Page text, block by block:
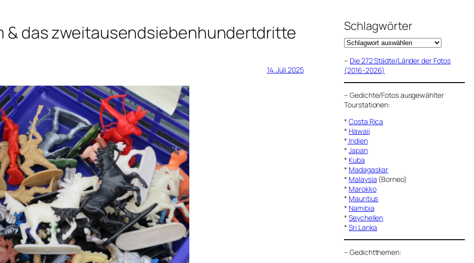
& das zweitausendsiebenhundertdritte
14. Juli 2025
Schlagwörter
– Die 272 Städte/Länder der Fotos
(2016-2026)
–Gedichte/Fotos ausgewählter
Tourstationen:
*Costa Rica
* Hawaii
* Indien
*Japan
* Kuba
* Madagaskar
* Malaysia (Borneo)
* Marokko
* Mauritius
* Namibia
*Seychellen
*Sri Lanka
–Gedichtthemen: